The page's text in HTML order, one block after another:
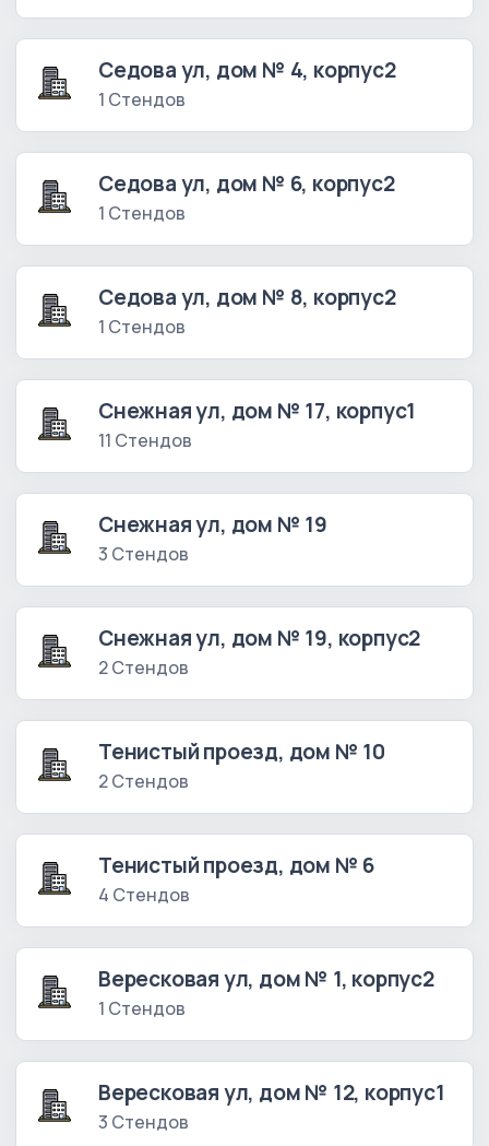
Седова ул, дом № 4, корпус2
1 Стендов
Седова ул, дом № 6, корпус2
1 Стендов
Седова ул, дом № 8, корпус2
1 Стендов
Снежная ул, дом № 17, корпус1
11 Стендов
Снежная ул, дом № 19
3 Стендов
Снежная ул, дом № 19, корпус2
2 Стендов
Тенистый проезд, дом № 10
2 Стендов
Тенистый проезд, дом № 6
4 Стендов
Вересковая ул, дом № 1, корпус2
1 Стендов
Вересковая ул, дом № 12, корпус1
3 Стендов